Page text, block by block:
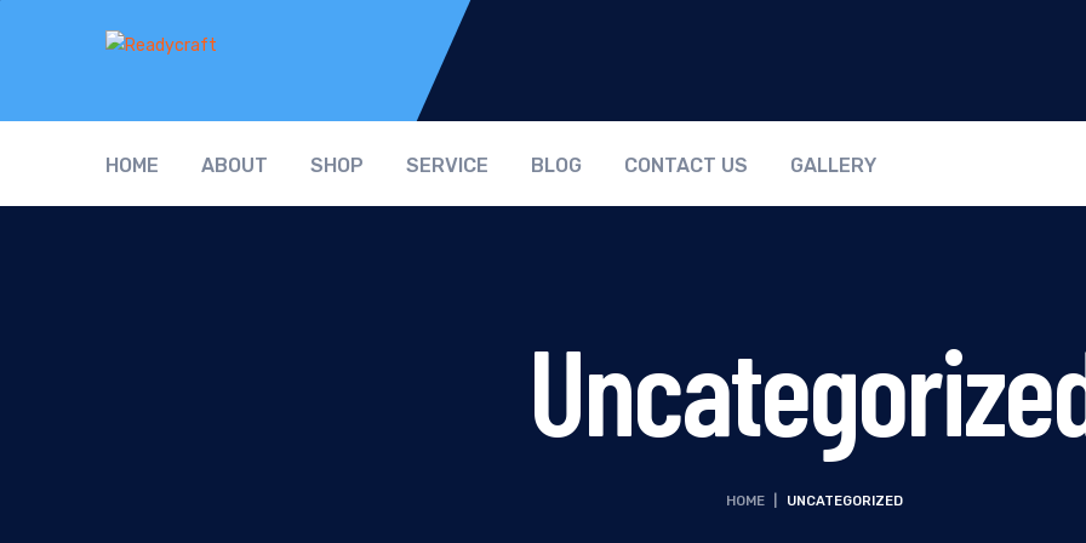
HOME ABOUT SHOP SERVICE BLOG CONTACT US GALLERY
HOME UNCATEGORIZED